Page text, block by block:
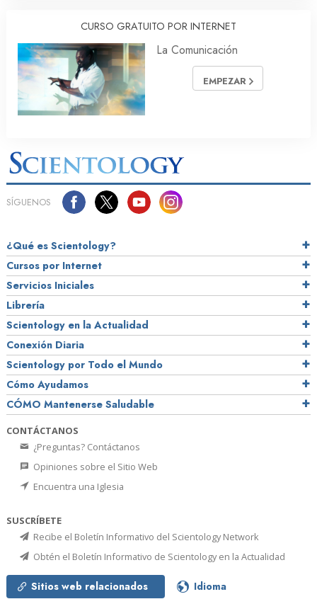
CURSO GRATUITO POR INTERNET
La Comunicación
EMPEZAR
SÍGUENOS
¿Qué es Scientology?
Cursos por Internet
Servicios Iniciales
Librería
Scientology en la Actualidad
Conexión Diaria
Scientology por Todo el Mundo
Cómo Ayudamos
CÓMO Mantenerse Saludable
CONTÁCTANOS
¿Preguntas? Contáctanos
Opiniones sobre el Sitio Web
Encuentra una Iglesia
SUSCRÍBETE
Recibe el Boletín Informativo del Scientology Network
Obtén el Boletín Informativo de Scientology en la Actualidad
Sitios web relacionados Idioma